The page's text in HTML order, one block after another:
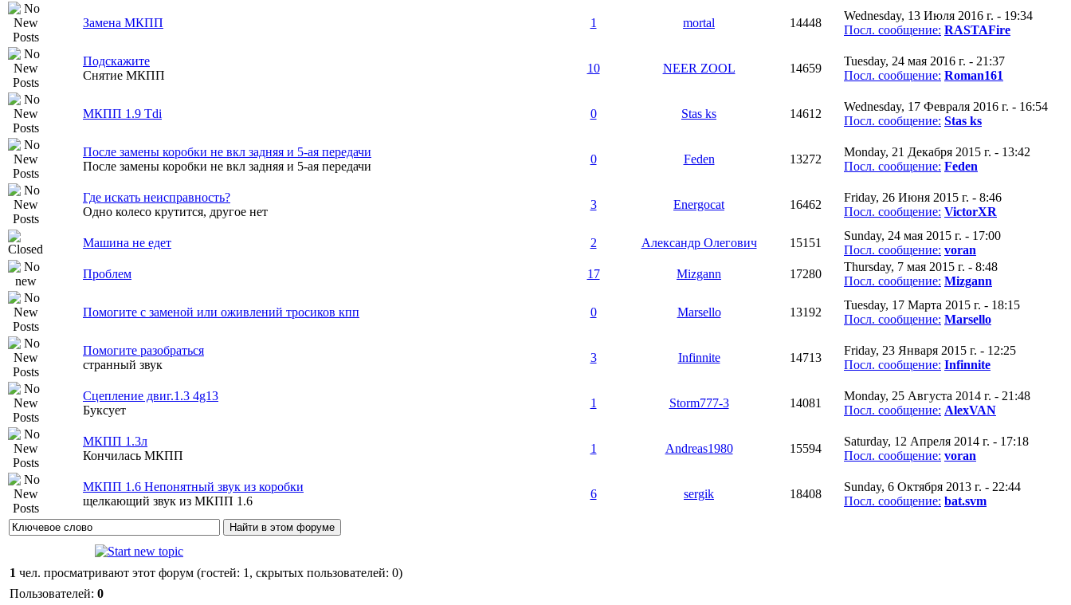
Замена МКПП 1 mortal 14448
Wednesday, 13 Июля 2016 г. - 19:34
Посл. сообщение: RASTAFire
Подскажите
Снятие МКПП
10 NEER ZOOL 14659
Tuesday, 24 мая 2016 г. - 21:37
Посл. сообщение: Roman161
МКПП 1.9 Tdi 0 Stas ks 14612
Wednesday, 17 Февраля 2016 г. - 16:54
Посл. сообщение: Stas ks
После замены коробки не вкл задняя и 5-ая передачи
После замены коробки не вкл задняя и 5-ая передачи
0 Feden 13272
Monday, 21 Декабря 2015 г. - 13:42
Посл. сообщение: Feden
Где искать неисправность?
Одно колесо крутится, другое нет
3 Energocat 16462
Friday, 26 Июня 2015 г. - 8:46
Посл. сообщение: VictorXR
Машина не едет 2 Александр Олегович 15151
Sunday, 24 мая 2015 г. - 17:00
Посл. сообщение: voran
Проблем
17 Mizgann 17280
Thursday, 7 мая 2015 г. - 8:48
Посл. сообщение: Mizgann
Помогите с заменой или оживлений тросиков кпп 0 Marsello 13192
Tuesday, 17 Марта 2015 г. - 18:15
Посл. сообщение: Marsello
Помогите разобраться
странный звук
3 Infinnite 14713
Friday, 23 Января 2015 г. - 12:25
Посл. сообщение: Infinnite
Сцепление двиг.1.3 4g13
Буксует
1 Storm777-3 14081
Monday, 25 Августа 2014 г. - 21:48
Посл. сообщение: AlexVAN
МКПП 1.3л
Кончилась МКПП
1 Andreas1980 15594
Saturday, 12 Апреля 2014 г. - 17:18
Посл. сообщение: voran
МКПП 1.6 Непонятный звук из коробки
щелкающий звук из МКПП 1.6
6 sergik 18408
Sunday, 6 Октября 2013 г. - 22:44
Посл. сообщение: bat.svm
1 чел. просматривают этот форум (гостей: 1, скрытых пользователей: 0)
Пользователей: 0